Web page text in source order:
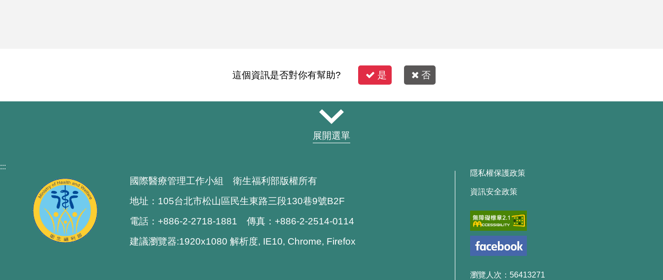
這個資訊是否對你有幫助? 是 否
展開選單
:::
國際醫療管理工作小組 衛生福利部版權所有
地址：105台北市松山區民生東路三段130巷9號B2F
電話：+886-2-2718-1881 傳真：+886-2-2514-0114
建議瀏覽器:1920x1080 解析度, IE10, Chrome, Firefox
隱私權保護政策
資訊安全政策
瀏覽人次：56413271